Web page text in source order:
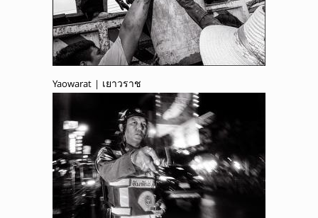
Yaowarat | เยาวราช